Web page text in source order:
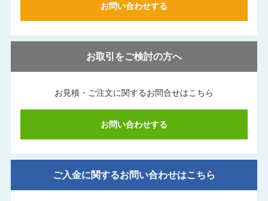
お問い合わせする
お取引をご検討の方へ
お見積・ご注文に関するお問合せはこちら
お問い合わせする
ご入金に関するお問い合わせはこちら